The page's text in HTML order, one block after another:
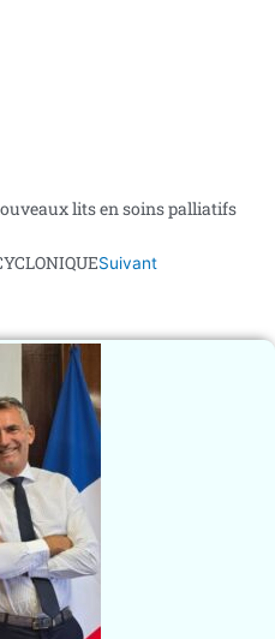
lits en soins palliatifs
Suivant